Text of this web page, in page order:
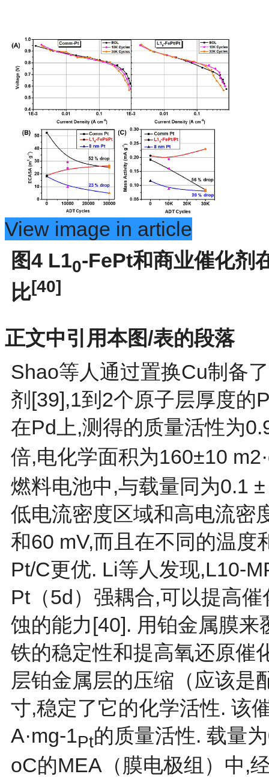
View image in article
图4 L10-FePt和商业催化剂
比[40]
正文中引用本图/表的段落
Shao等人通过置换Cu制备
剂[39],1到2个原子层厚度的
在Pd上,测得的质量活性为
倍,电化学面积为160±10
燃料电池中,与载量同为0.1
低电流密度区域和高电流密
和60 mV,而且在不同的温度
Pt/C更优. Li等人发现,L10-
Pt（5d）强耦合,可以提高
蚀的能力[40]. 用铂金属膜
铁的稳定性和提高氧还原催
层铂金属层的压缩（应该是
寸,稳定了它的化学活性. 该
A·mg-1Pt的质量活性. 载量
οC的MEA（膜电极组）中,